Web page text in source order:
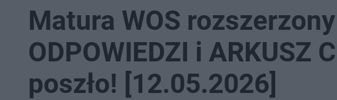
Matura WOS
ODPOWIEDZI i ARKUSZ
poszło! [12.05.2026]